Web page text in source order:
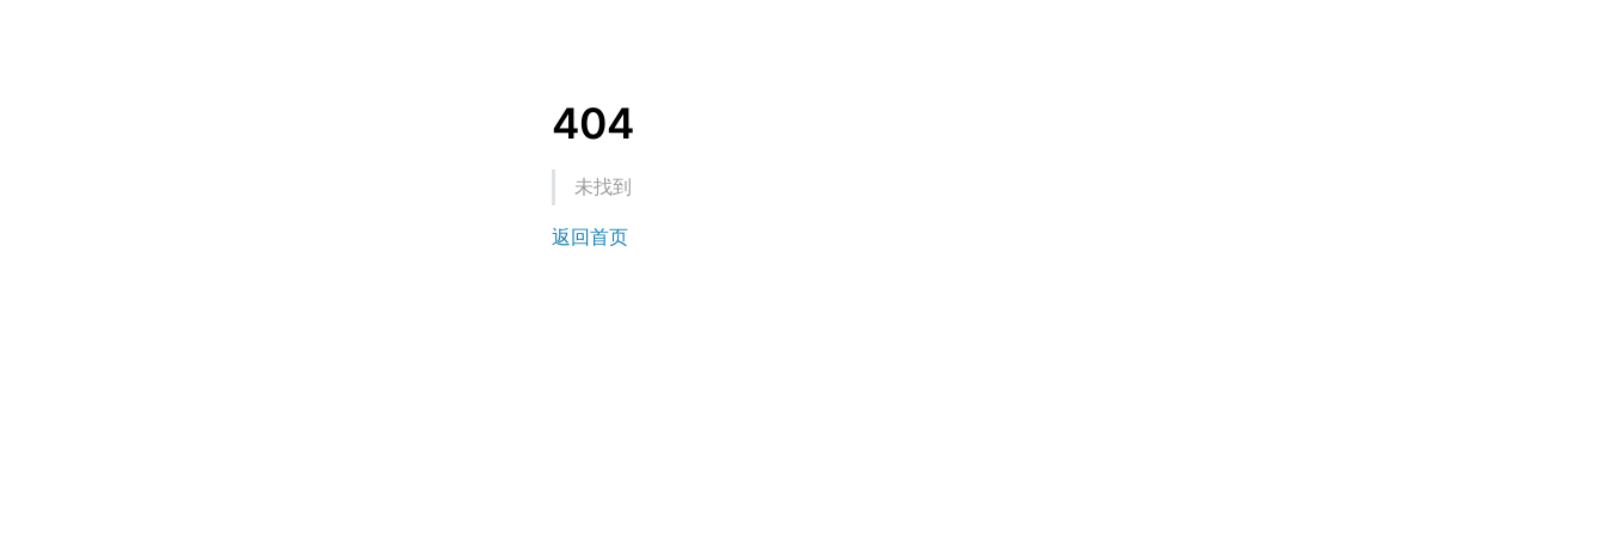
404
未找到
返回首页